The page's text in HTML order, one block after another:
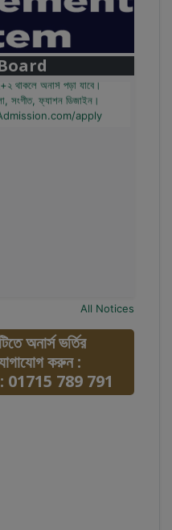
অনার্স পড়ার সুযোগ।
খরচ ২ লক্ষ থেকে ৫ লক্ষ টাকা।
apply
অনার্স পড়া যাবে।
সংগীত, ফ্যাশন ডিজাইন।
apply
All Notices
অনার্স ভর্তির
করুন :
789 791